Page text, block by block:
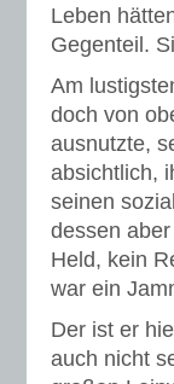
Leben
Gegenteil.
Am
doch von
ausnutzte,
absichtlich,
seinen
dessen
Held, kein
war ein
Der ist er
auch nicht